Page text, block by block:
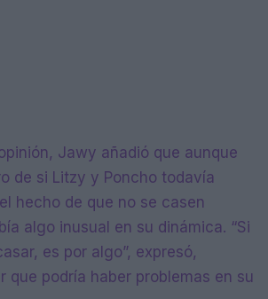
Jawy añadió que aunque
de si Litzy y Poncho todavía
hecho de que no se casen
algo inusual en su dinámica. “Si
es por algo”, expresó,
que podría haber problemas en su